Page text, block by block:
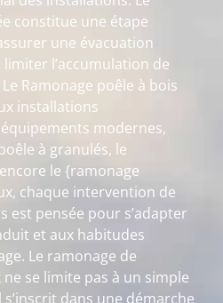
constitue une étape
une évacuation
l’accumulation de
Ramonage poêle à bois
installations
modernes,
à granulés, le
le {ramonage
chaque intervention de
est pensée pour s’adapter
et aux habitudes
Le ramonage de
se limite pas à un simple
dans une démarche